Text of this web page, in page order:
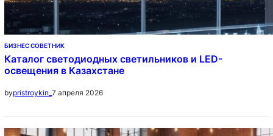
БИЗНЕС СОВЕТНИК
Каталог светодиодных светильников и LED-
освещения в Казахстане
bypristroykin_ 7 апреля 2026